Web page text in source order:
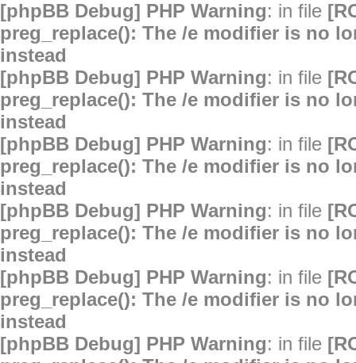
[phpBB Debug] PHP Warning: in file
preg_replace(): The /e modifier is no
instead
[phpBB Debug] PHP Warning: in file
preg_replace(): The /e modifier is no
instead
[phpBB Debug] PHP Warning: in file
preg_replace(): The /e modifier is no
instead
[phpBB Debug] PHP Warning: in file
preg_replace(): The /e modifier is no
instead
[phpBB Debug] PHP Warning: in file
preg_replace(): The /e modifier is no
instead
[phpBB Debug] PHP Warning: in file